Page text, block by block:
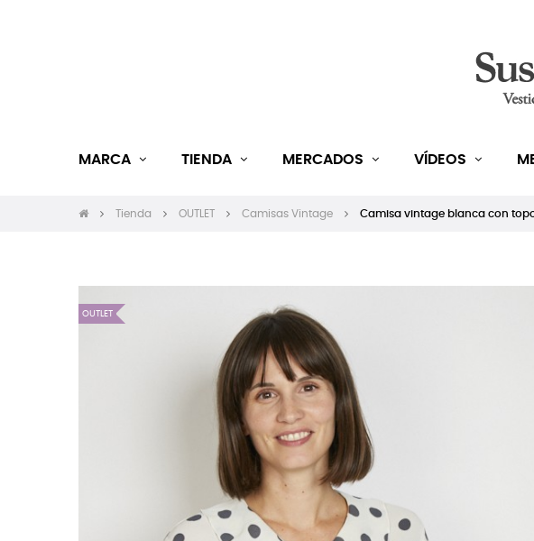
MARCA TIENDA MERCADOS VÍDEOS
Tienda OUTLET Camisas Vintage Camisa vintage blanca con
OUTLET